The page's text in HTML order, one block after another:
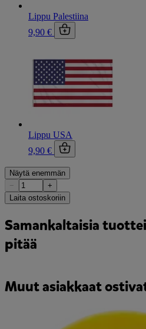
Lippu Palestiina
9,90 €
Lippu USA
9,90 €
Näytä enemmän
−
+
Laita ostoskoriin
Samankaltaisia
pitää
Muut asiakkaat